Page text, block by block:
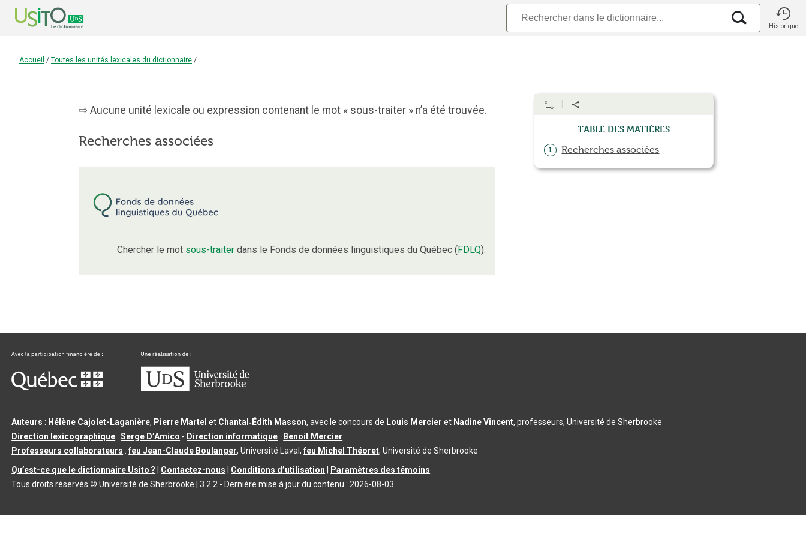
Historique
Accueil / Toutes les unités lexicales du dictionnaire /
Aucune unité lexicale ou expression contenant le mot « sous-traiter » n’a été trouvée.
Recherches associées
Chercher le mot sous-traiterdans le Fonds de données linguistiques du Québec (FDLQ).
Table des matières
1 Recherches associées
Auteurs : Hélène Cajolet-Laganière, Pierre Martel et Chantal‑Édith Masson, avec le concours de Louis Mercier et Nadine Vincent, professeurs, Université de Sherbrooke
Direction lexicographique :Serge D’Amico - Direction informatique : Benoit Mercier
Professeurs collaborateurs :feu Jean-Claude Boulanger, Université Laval,feu Michel Théoret, Université de Sherbrooke
Qu’est-ce que le dictionnaire Usito ?
Contactez-nous Conditions d’utilisation
Paramètres des témoins
Tous droits réservés © Université de Sherbrooke |3.2.2 - Dernière mise à jour du contenu : 2026-08-03